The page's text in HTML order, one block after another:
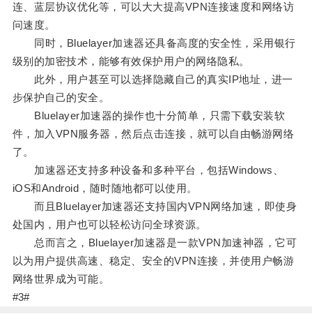
连、蓝层协议优化等，可以大大提高VPN连接速度和网络访
问速度。
同时，Bluelayer加速器还具备高度的安全性，采用银行
级别的加密技术，能够有效保护用户的网络隐私。
此外，用户甚至可以选择隐藏自己的真实IP地址，进一
步保护自己的安全。
Bluelayer加速器的操作也十分简单，只需下载安装软
件，加入VPN服务器，然后点击连接，就可以自由畅游网络
了。
加速器还支持多种设备和多种平台，包括Windows、
iOS和Android，随时随地都可以使用。
而且Bluelayer加速器还支持国内VPN网络加速，即使身
处国内，用户也可以轻松访问全球资源。
总而言之，Bluelayer加速器是一款VPN加速神器，它可
以为用户提供高速、稳定、安全的VPN连接，并使用户畅游
网络世界成为可能。
#3#